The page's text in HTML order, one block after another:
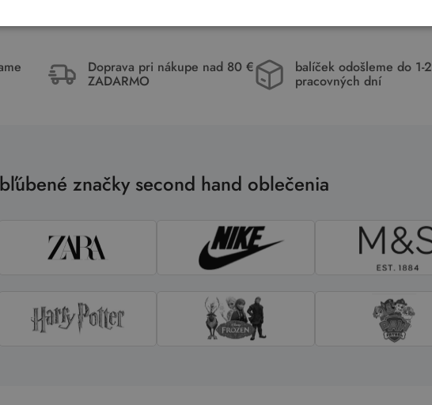
Doprava pri nákupe nad 80 €
ZADARMO
balíček odošleme do 1-2
pracovných dní
značky second hand oblečenia